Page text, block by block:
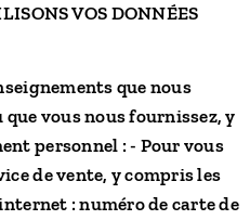
VOS DONNÉES
que nous
vous nous fournissez, y
personnel : - Pour vous
de vente, y compris les
: numéro de carte de